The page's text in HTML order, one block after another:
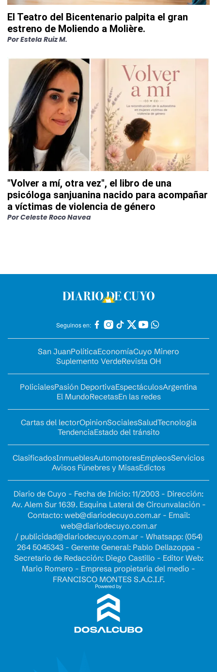
El Teatro del Bicentenario palpita el gran
estreno de Moliendo a Molière.
PorEstela Ruiz M.
"Volver a mí, otra vez", el libro de una
psicóloga sanjuanina nacido para acompañar
a víctimas de violencia de género
PorCeleste Roco Navea
Seguinos en:
San JuanPolíticaEconomíaCuyo Minero
Suplemento VerdeRevista OH
PolicialesPasión DeportivaEspectáculosArgentina
El MundoRecetasEn las redes
Cartas del lectorOpinionSocialesSaludTecnología
TendenciaEstado del tránsito
ClasificadosInmueblesAutomotoresEmpleosServicios
Avisos Fúnebres y MisasEdictos
Diario de Cuyo - Fecha de Inicio: 11/2003 - Dirección:
Av. Alem Sur 1639. Esquina Lateral de Circunvalación -
Contacto: web@diariodecuyo.com.ar- Email:
web@diariodecuyo.com.ar
/ publicidad@diariodecuyo.com.ar- Whatsapp: (054)
264 5045343 - Gerente General: Pablo Dellazoppa -
Secretario de Redacción: Diego Castillo - Editor Web:
Mario Romero - Empresa propietaria del medio -
FRANCISCO MONTES S.A.C.I.F.